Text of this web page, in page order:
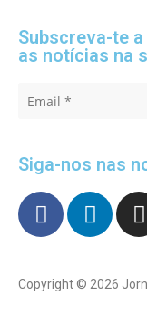
Subscreva-te
as notícias na
Siga-nos nas
Copyright © 2026